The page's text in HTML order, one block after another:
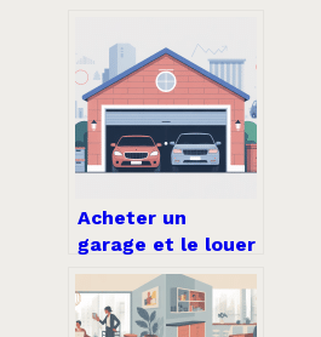
comment faire le
bon choix
aujourd’hui
Acheter un
garage et le louer
: la stratégie
simple pour
investir avec un